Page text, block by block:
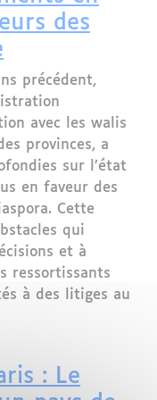
des
précédent,
avec les walis
provinces, a
sur l’état
en faveur des
Cette
qui
et à
ressortissants
à des litiges au
: Le